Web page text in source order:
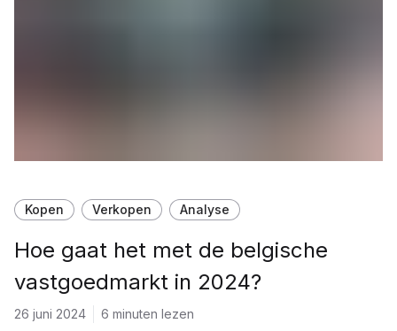
Kopen Verkopen Analyse
Hoe gaat het met de belgische
vastgoedmarkt in 2024?
26 juni 2024 6 minuten lezen